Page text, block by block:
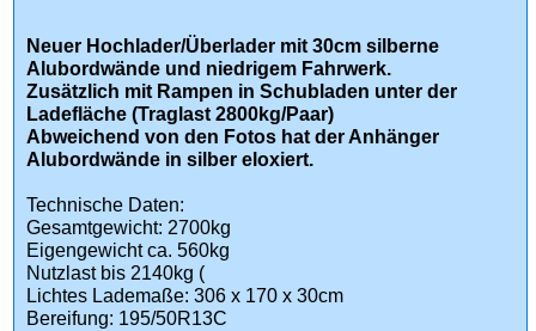
Neuer Hochlader/Überlader mit 30cm silberne
Alubordwände und niedrigem Fahrwerk.
Zusätzlich mit Rampen in Schubladen unter der
Ladefläche (Traglast 2800kg/Paar)
Abweichend von den Fotos hat der Anhänger
Alubordwände in silber eloxiert.
Technische Daten:
Gesamtgewicht: 2700kg
Eigengewicht ca. 560kg
Nutzlast bis 2140kg (
Lichtes Lademaße: 306 x 170 x 30cm
Bereifung: 195/50R13C